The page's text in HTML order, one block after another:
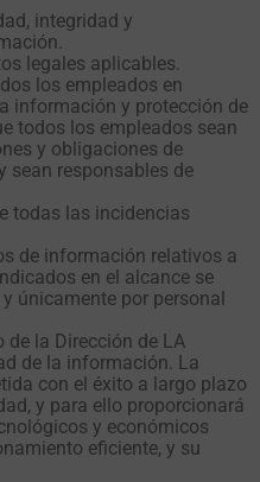
integridad y
legales aplicables.
los empleados en
información y protección de
todos los empleados sean
y obligaciones de
sean responsables de
todas las incidencias
de información relativos a
en el alcance se
únicamente por personal
la Dirección de LA
de la información. La
con el éxito a largo plazo
y para ello proporcionará
y económicos
eficiente, y su